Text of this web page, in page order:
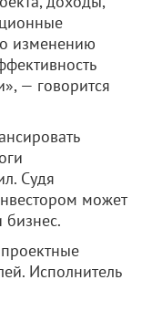
изменению
— говорится
Судя
может
бизнес.
Исполнитель